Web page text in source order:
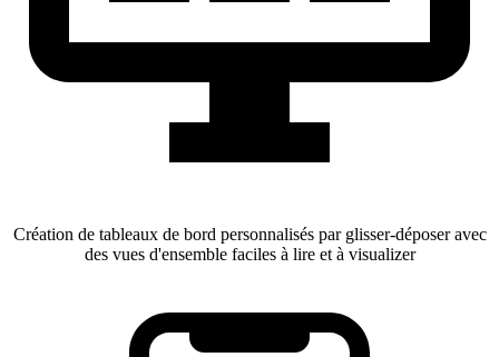
Création de tableaux de bord personnalisés par glisser-déposer avec
des vues d'ensemble faciles à lire et à visualizer